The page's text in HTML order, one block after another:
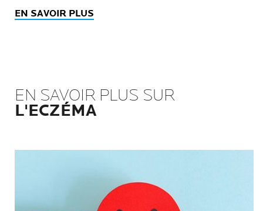
EN SAVOIR PLUS
EN SAVOIR PLUS SUR
L'ECZÉMA